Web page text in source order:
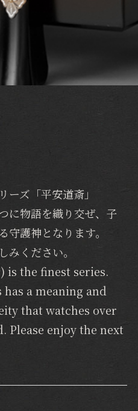
ズ「平安道斎」
に物語を織り交ぜ、子
護神となります。
みください。
) is the finest series.
a meaning and
that watches over
Please enjoy the next